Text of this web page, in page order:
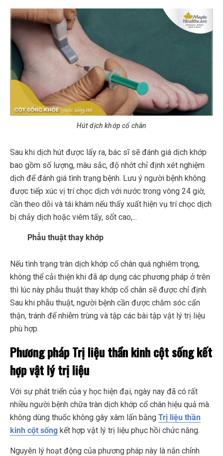
Hút dịch khớp cổ chân
Sau khi dịch hút được lấy ra, bác sĩ sẽ đánh giá dịch khớp
bao gồm số lượng, màu sắc, độ nhớt chỉ định xét nghiệm
dịch để đánh giá tình trạng bệnh. Lưu ý người bệnh không
được tiếp xúc vị trí chọc dịch với nước trong vòng 24 giờ,
cần theo dõi và tái khám nếu thấy xuất hiện vụ trí chọc dịch
bị chảy dịch hoặc viêm tấy, sốt cao,...
Phẫu thuật thay khớp
Nếu tình trạng tràn dịch khớp cổ chân quá nghiêm trọng,
không thể cải thiện khi đã áp dụng các phương pháp ở trên
thì lúc này phẫu thuật thay khớp cổ chân sẽ được chỉ định.
Sau khi phẫu thuật, người bệnh cần được chăm sóc cẩn
thận, tránh để nhiễm trùng và tập các bài tập vật lý trị liệu
phù hợp.
Phương pháp Trị liệu thần kinh cột sống kết
hợp vật lý trị liệu
Với sự phát triển của y học hiện đại, ngày nay đã có rất
nhiều người bệnh chữa tràn dịch khớp cổ chân hiệu quả mà
không dùng thuốc không gây xâm lấn bằng Trị liệu thần
kinh cột sống kết hợp vật lý trị liệu phục hồi chức năng.
Nguyên lý hoạt động của phương pháp này là nắn chỉnh